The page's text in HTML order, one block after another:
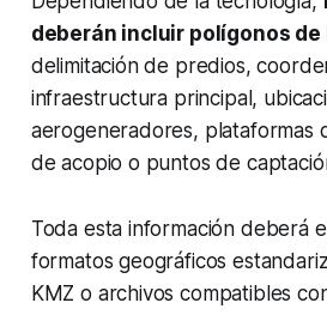
deberán incluir polígonos
delimitación de predios,
infraestructura principal,
aerogeneradores, plataformas
de acopio o puntos de
Toda esta información deberá
formatos geográficos
KMZ o archivos compatibles